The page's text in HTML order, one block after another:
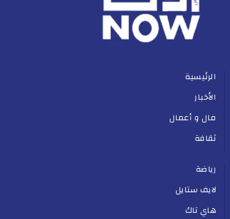
الرئيسية
الأخبار
مال و أعمال
ثقافة
رياضة
لايف ستايل
هاي تاك